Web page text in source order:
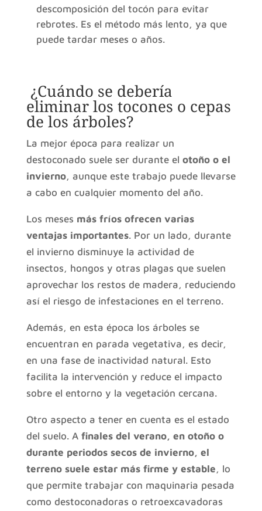
descomposición del tocón para evitar
rebrotes. Es el método más lento, ya que
puede tardar meses o años.
¿Cuándo se debería
eliminar los tocones o cepas
de los árboles?
La mejor época para realizar un
destoconado suele ser durante el otoño o el
invierno, aunque este trabajo puede llevarse
a cabo en cualquier momento del año.
Los meses más fríos ofrecen varias
ventajas importantes. Por un lado, durante
el invierno disminuye la actividad de
insectos, hongos y otras plagas que suelen
aprovechar los restos de madera, reduciendo
así el riesgo de infestaciones en el terreno.
Además, en esta época los árboles se
encuentran en parada vegetativa, es decir,
en una fase de inactividad natural. Esto
facilita la intervención y reduce el impacto
sobre el entorno y la vegetación cercana.
Otro aspecto a tener en cuenta es el estado
del suelo. A finales del verano, en otoño o
durante periodos secos de invierno, el
terreno suele estar más firme y estable, lo
que permite trabajar con maquinaria pesada
como destoconadoras o retroexcavadoras